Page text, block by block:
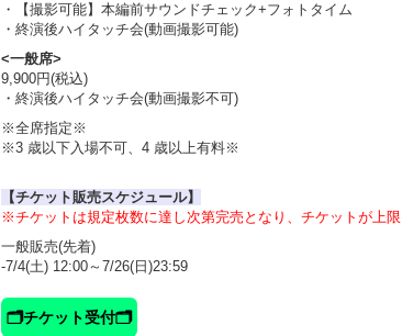
・【撮影可能】本編前サウンドチェック+フォトタイム
・終演後ハイタッチ会(動画撮影可能)
<一般席>
9,900円(税込)
・終演後ハイタッチ会(動画撮影不可)
※全席指定※
※3 歳以下入場不可、4 歳以上有料※
【チケット販売スケジュール】
※チケットは規定枚数に達し次第完売となり、チケットが上
一般販売(先着)
-7/4(土) 12:00～7/26(日)23:59
🗂️チケット受付🗂️